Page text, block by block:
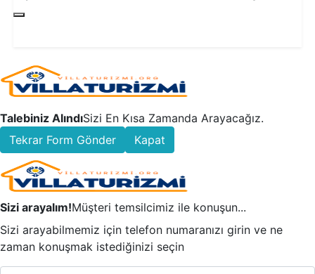
Talebiniz AlındıSizi En Kısa Zamanda Arayacağız.
Tekrar Form Gönder
Kapat
Sizi arayalım!Müşteri temsilcimiz ile konuşun...
Sizi arayabilmemiz için telefon numaranızı girin ve ne
zaman konuşmak istediğinizi seçin